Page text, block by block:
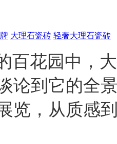
大理石瓷砖 轻奢大理石瓷砖
百花园中，
论到它的全
览，从质感